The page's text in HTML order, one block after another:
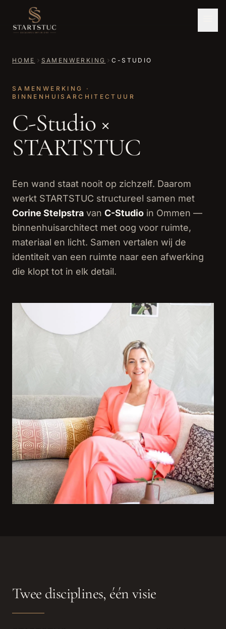
HOME SAMENWERKING C-STUDIO
SAMENWERKING ·
BINNENHUISARCHITECTUUR
C-Studio ×
STARTSTUC
Een wand staat nooit op zichzelf. Daarom
werkt STARTSTUC structureel samen met
Corine Stelpstra van C-Studio in Ommen —
binnenhuisarchitect met oog voor ruimte,
materiaal en licht. Samen vertalen wij de
identiteit van een ruimte naar een afwerking
die klopt tot in elk detail.
Twee disciplines, één visie